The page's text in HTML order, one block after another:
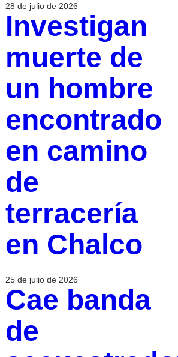
28 de julio de 2026
Investigan
muerte de
un hombre
encontrado
en camino
de
terracería
en Chalco
25 de julio de 2026
Cae banda
de